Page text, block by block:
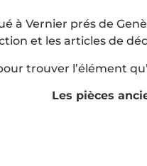
à Vernier prés de
et les articles de
trouver l’élément
Les pièces